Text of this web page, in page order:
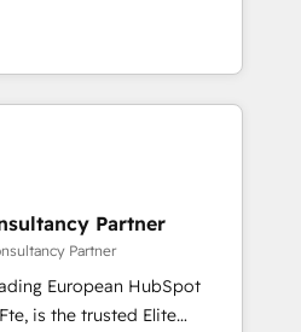
and 2,000+
expertise across marketing,
partner that can help you
with your teams to
and improve user
and marketing results.
and optimising your
🔌 Integrating HubSpot
your teams to be
services using
Partner
Partner
European HubSpot
Elite